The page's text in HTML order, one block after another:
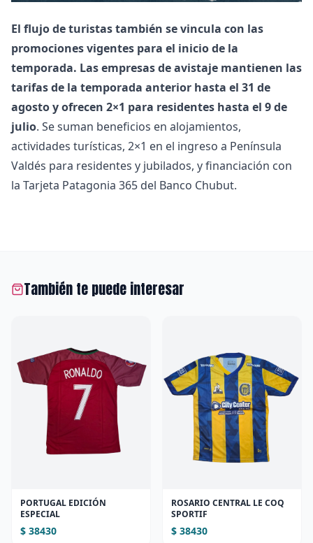
El flujo de turistas también se vincula con las
promociones vigentes para el inicio de la
temporada. Las empresas de avistaje mantienen las
tarifas de la temporada anterior hasta el 31 de
agosto y ofrecen 2×1 para residentes hasta el 9 de
julio. Se suman beneficios en alojamientos,
actividades turísticas, 2×1 en el ingreso a Península
Valdés para residentes y jubilados, y financiación con
la Tarjeta Patagonia 365 del Banco Chubut.
También te puede interesar
PORTUGAL EDICIÓN
ESPECIAL
$ 38430
ROSARIO CENTRAL LE COQ
SPORTIF
$ 38430